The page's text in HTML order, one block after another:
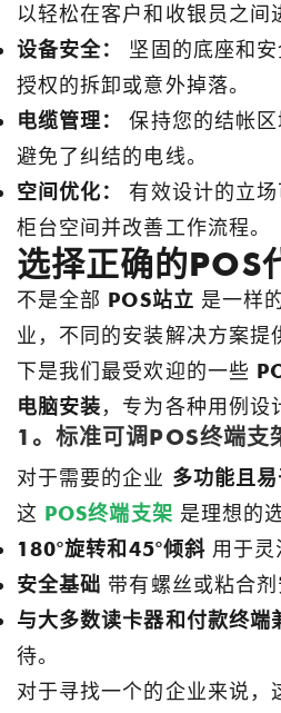
以轻松在客户和收银员之间
设备安全：
坚固的底座和
授权的拆卸或意外掉落。
电缆管理：
保持您的结帐区
避免了纠结的电线。
空间优化：
有效设计的立
柜台空间并改善工作流程。
选择正确的POS
不是全部 POS站立 是一样
业，不同的安装解决方案提
下是我们最受欢迎的一些
电脑安装，专为各种用例设
1。标准可调POS终端支
对于需要的企业 多功能且
这 POS终端支架 是理想的
180°旋转和45°倾斜用于灵
安全基础 带有螺丝或粘合剂
与大多数读卡器和付款终端
待。
对于寻找一个的企业来说，